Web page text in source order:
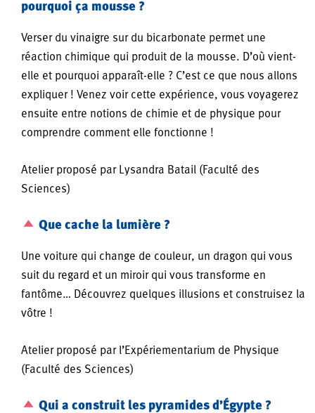
pourquoi ça mousse ?
Verser du vinaigre sur du bicarbonate permet une
réaction chimique qui produit de la mousse. D’où vient-
elle et pourquoi apparaît-elle ? C’est ce que nous allons
expliquer ! Venez voir cette expérience, vous voyagerez
ensuite entre notions de chimie et de physique pour
comprendre comment elle fonctionne !
Atelier proposé par Lysandra Batail (Faculté des
Sciences)
Que cache la lumière ?
Une voiture qui change de couleur, un dragon qui vous
suit du regard et un miroir qui vous transforme en
fantôme… Découvrez quelques illusions et construisez la
vôtre !
Atelier proposé par l’Expériementarium de Physique
(Faculté des Sciences)
Qui a construit les pyramides d’Égypte ?